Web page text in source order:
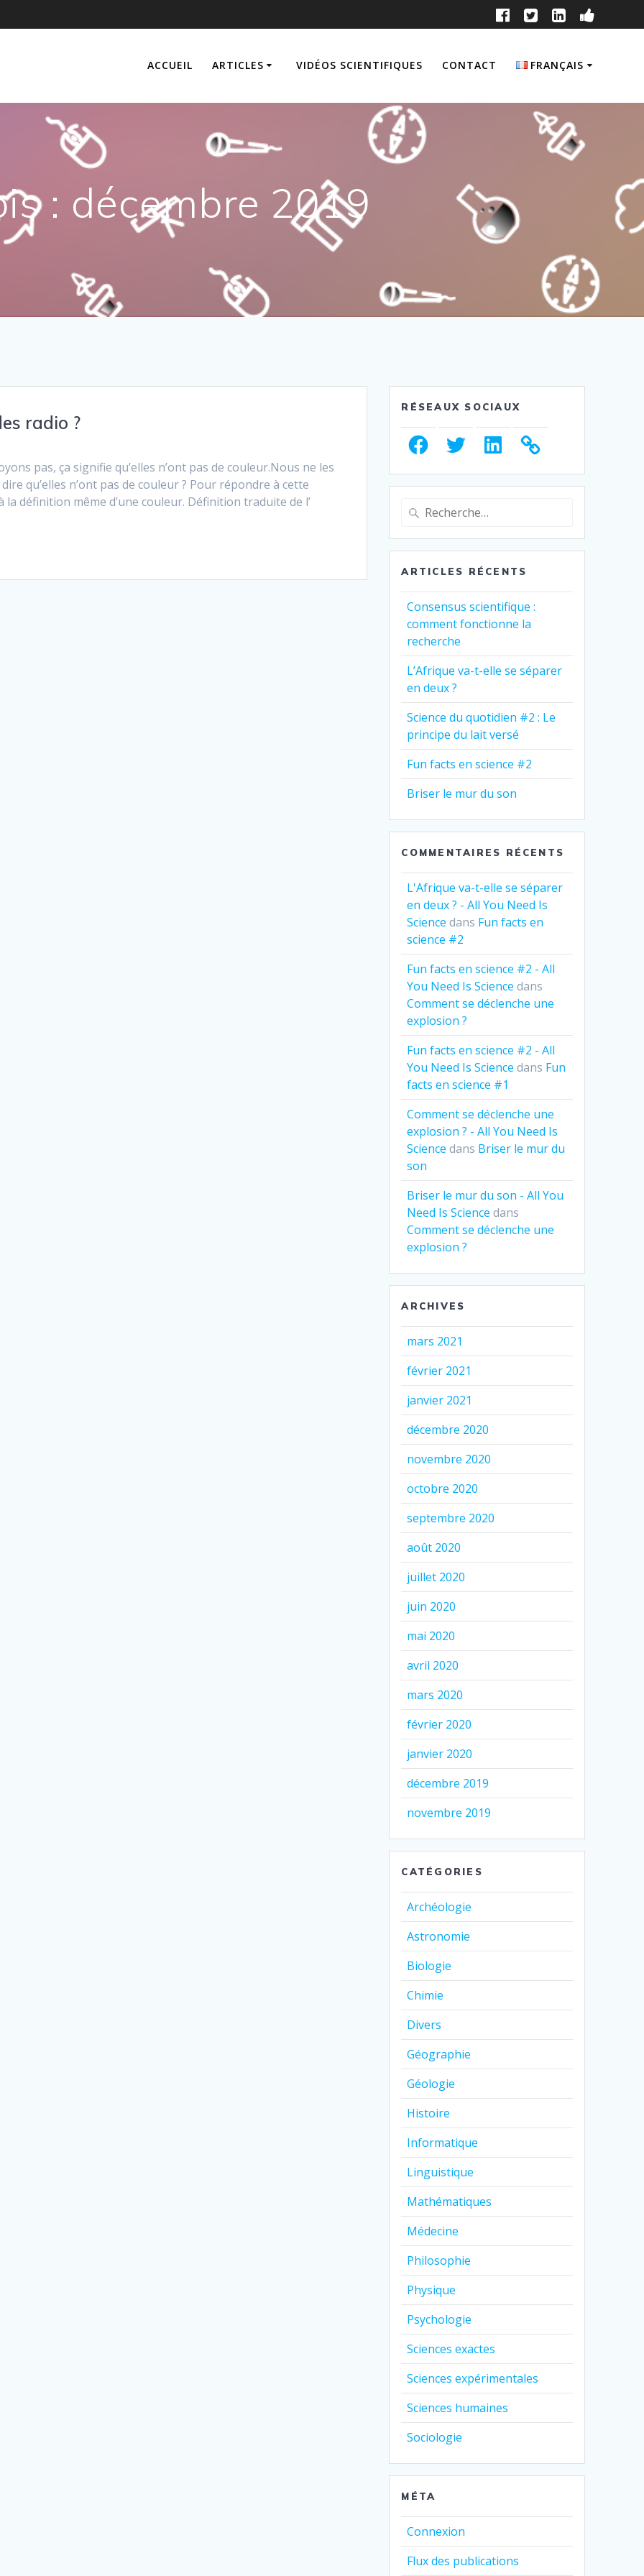
ACCUEIL ARTICLES VIDÉOS SCIENTIFIQUES CONTACT FRANÇAIS
Français
: décembre 2019
radio ?
pas, ça signifie qu’elles n’ont pas de couleur.Nous ne les
qu’elles n’ont pas de couleur ? Pour répondre à cette
définition même d’une couleur. Définition traduite de l’
RÉSEAUX SOCIAUX
FacebookTwitter LinkedIn
Recherche
:
ARTICLES RÉCENTS
Consensus scientifique :
comment fonctionne la
recherche
L’Afrique va-t-elle se séparer
en deux ?
Science du quotidien #2 : Le
principe du lait versé
Fun facts en science #2
Briser le mur du son
COMMENTAIRES RÉCENTS
L'Afrique va-t-elle se séparer
en deux ? - All You Need Is
Science dans Fun facts en
science #2
Fun facts en science #2 - All
You Need Is Science dans
Comment se déclenche une
explosion ?
Fun facts en science #2 - All
You Need Is Science dans Fun
facts en science #1
Comment se déclenche une
explosion ? - All You Need Is
Science dans Briser le mur du
son
Briser le mur du son - All You
Need Is Science dans
Comment se déclenche une
explosion ?
ARCHIVES
mars 2021
février 2021
janvier 2021
décembre 2020
novembre 2020
octobre 2020
septembre 2020
août 2020
juillet 2020
juin 2020
mai 2020
avril 2020
mars 2020
février 2020
janvier 2020
décembre 2019
novembre 2019
CATÉGORIES
Archéologie
Astronomie
Biologie
Chimie
Divers
Géographie
Géologie
Histoire
Informatique
Linguistique
Mathématiques
Médecine
Philosophie
Physique
Psychologie
Sciences exactes
Sciences expérimentales
Sciences humaines
Sociologie
MÉTA
Connexion
Flux des publications